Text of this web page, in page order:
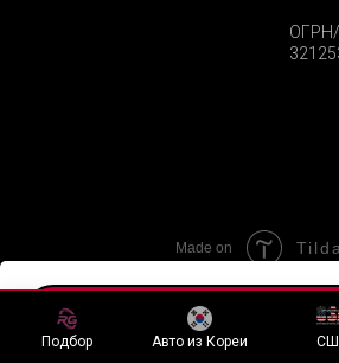
Подбор Авто из Кореи
Хочу подобный
Made on Tilda